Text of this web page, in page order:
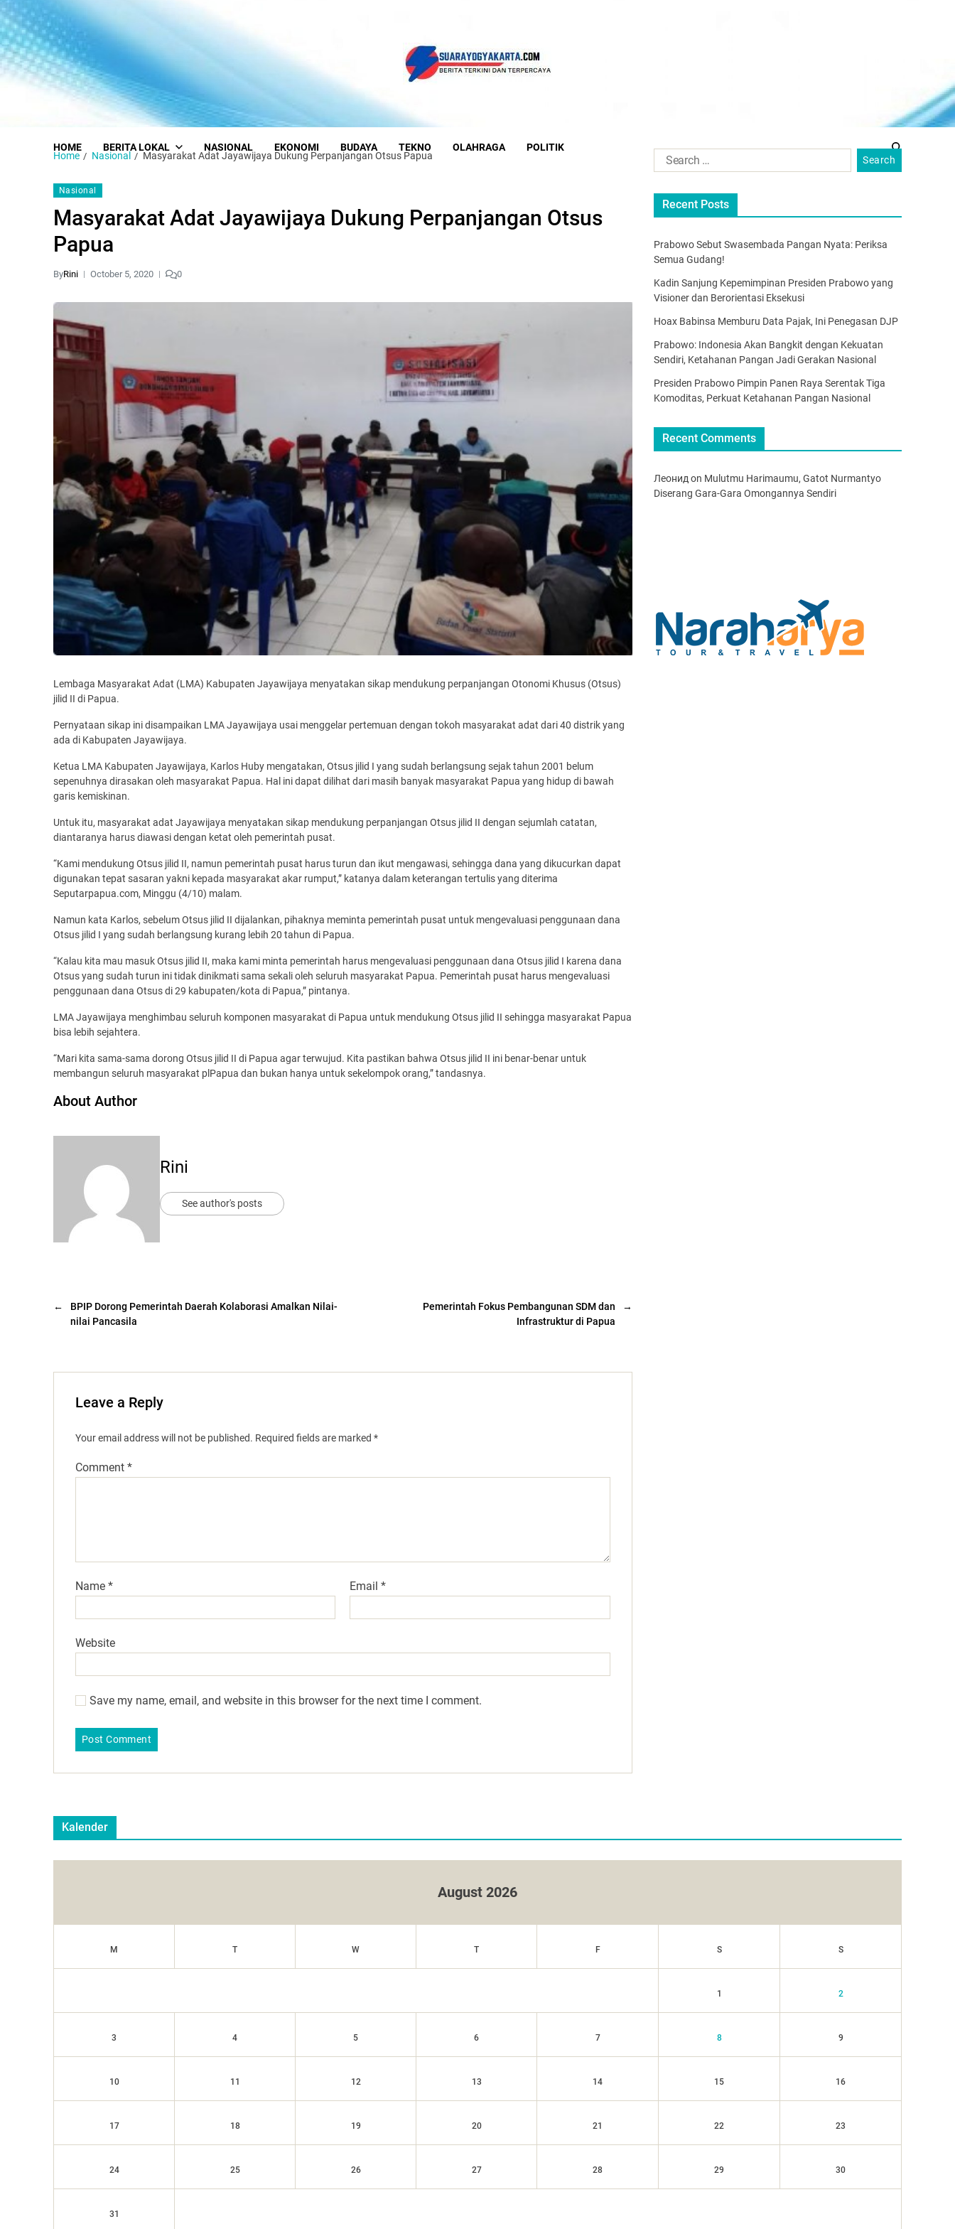
HOME BERITA LOKAL NASIONAL EKONOMI BUDAYA TEKNO OLAHRAGA POLITIK
Home Nasional Masyarakat Adat Jayawijaya Dukung Perpanjangan Otsus Papua
Nasional
Masyarakat Adat Jayawijaya Dukung Perpanjangan Otsus
Papua
ByRini October 5, 2020 0
Lembaga Masyarakat Adat (LMA) Kabupaten Jayawijaya menyatakan sikap mendukung perpanjangan Otonomi Khusus (Otsus)
jilid II di Papua.
Pernyataan sikap ini disampaikan LMA Jayawijaya usai menggelar pertemuan dengan tokoh masyarakat adat dari 40 distrik yang
ada di Kabupaten Jayawijaya.
Ketua LMA Kabupaten Jayawijaya, Karlos Huby mengatakan, Otsus jilid I yang sudah berlangsung sejak tahun 2001 belum
sepenuhnya dirasakan oleh masyarakat Papua. Hal ini dapat dilihat dari masih banyak masyarakat Papua yang hidup di bawah
garis kemiskinan.
Untuk itu, masyarakat adat Jayawijaya menyatakan sikap mendukung perpanjangan Otsus jilid II dengan sejumlah catatan,
diantaranya harus diawasi dengan ketat oleh pemerintah pusat.
“Kami mendukung Otsus jilid II, namun pemerintah pusat harus turun dan ikut mengawasi, sehingga dana yang dikucurkan dapat
digunakan tepat sasaran yakni kepada masyarakat akar rumput,” katanya dalam keterangan tertulis yang diterima
Seputarpapua.com, Minggu (4/10) malam.
Namun kata Karlos, sebelum Otsus jilid II dijalankan, pihaknya meminta pemerintah pusat untuk mengevaluasi penggunaan dana
Otsus jilid I yang sudah berlangsung kurang lebih 20 tahun di Papua.
“Kalau kita mau masuk Otsus jilid II, maka kami minta pemerintah harus mengevaluasi penggunaan dana Otsus jilid I karena dana
Otsus yang sudah turun ini tidak dinikmati sama sekali oleh seluruh masyarakat Papua. Pemerintah pusat harus mengevaluasi
penggunaan dana Otsus di 29 kabupaten/kota di Papua,” pintanya.
LMA Jayawijaya menghimbau seluruh komponen masyarakat di Papua untuk mendukung Otsus jilid II sehingga masyarakat Papua
bisa lebih sejahtera.
“Mari kita sama-sama dorong Otsus jilid II di Papua agar terwujud. Kita pastikan bahwa Otsus jilid II ini benar-benar untuk
membangun seluruh masyarakat plPapua dan bukan hanya untuk sekelompok orang,” tandasnya.
About Author
Rini
See author's posts
←
BPIP Dorong Pemerintah Daerah Kolaborasi Amalkan Nilai-
nilai Pancasila
→
Pemerintah Fokus Pembangunan SDM dan
Infrastruktur di Papua
Leave a Reply
Your email address will not be published. Required fields are marked *
Comment *
Name * Email*
Website
Save my name, email, and website in this browser for the next time I comment.
Recent Posts
Prabowo Sebut Swasembada Pangan Nyata: Periksa
Semua Gudang!
Kadin Sanjung Kepemimpinan Presiden Prabowo yang
Visioner dan Berorientasi Eksekusi
Hoax Babinsa Memburu Data Pajak, Ini Penegasan DJP
Prabowo: Indonesia Akan Bangkit dengan Kekuatan
Sendiri, Ketahanan Pangan Jadi Gerakan Nasional
Presiden Prabowo Pimpin Panen Raya Serentak Tiga
Komoditas, Perkuat Ketahanan Pangan Nasional
Recent Comments
Леонид on Mulutmu Harimaumu, Gatot Nurmantyo
Diserang Gara-Gara Omongannya Sendiri
Kalender
August 2026
M T W T F S S
1 2
3 4 5 6 7 8 9
10 11 12 13 14 15 16
17 18 19 20 21 22 23
24 25 26 27 28 29 30
31